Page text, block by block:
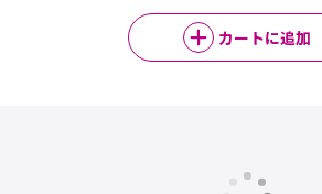
カートに追加